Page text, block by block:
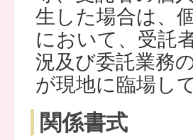
生した場合は、
において、受託
況及び委託業務
が現地に臨場し
関係書式